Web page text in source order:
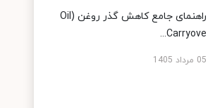
راهنمای جامع کاهش گذر روغن (Oil
Carryove...
05 مرداد 1405